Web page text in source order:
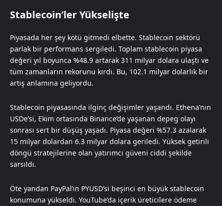
Stablecoin’ler Yükselişte
Piyasada her şey kötü gitmedi elbette. Stablecoin sektörü
parlak bir performans sergiledi. Toplam stablecoin piyasa
değeri yıl boyunca %48.9 artarak 311 milyar dolara ulaştı ve
tüm zamanların rekorunu kırdı. Bu, 102.1 milyar dolarlık bir
artış anlamına geliyordu.
Stablecoin piyasasında ilginç değişimler yaşandı. Ethena’nın
USDe’si, Ekim ortasında Binance’de yaşanan depeg olayı
sonrası sert bir düşüş yaşadı. Piyasa değeri %57.3 azalarak
15 milyar dolardan 6.3 milyar dolara geriledi. Yüksek getirili
döngü stratejilerine olan yatırımcı güveni ciddi şekilde
sarsıldı.
Öte yandan PayPal’ın PYUSD’si beşinci en büyük stablecoin
konumuna yükseldi. YouTube’da içerik üreticilere ödeme